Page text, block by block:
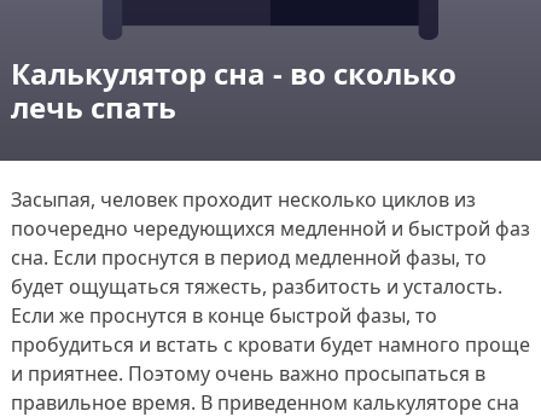
Калькулятор сна - во сколько
лечь спать
Засыпая, человек проходит несколько циклов из
поочередно чередующихся медленной и быстрой фаз
сна. Если проснутся в период медленной фазы, то
будет ощущаться тяжесть, разбитость и усталость.
Если же проснутся в конце быстрой фазы, то
пробудиться и встать с кровати будет намного проще
и приятнее. Поэтому очень важно просыпаться в
правильное время. В приведенном калькуляторе сна